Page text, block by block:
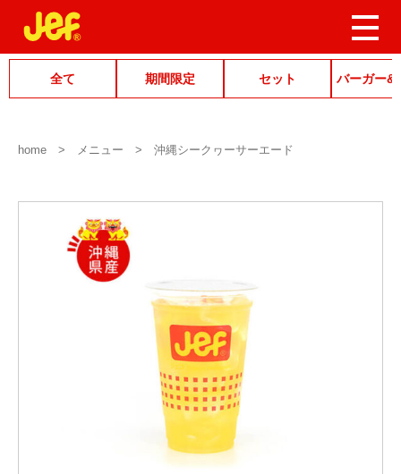
全て 期間限定 セット バーガー&
home メニュー 沖縄シークヮーサーエード